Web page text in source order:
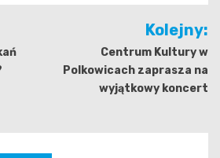
Kolejny:
Centrum Kultury w
Polkowicach zaprasza na
wyjątkowy koncert